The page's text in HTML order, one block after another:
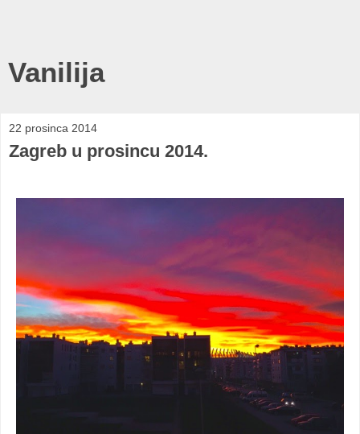
Vanilija
22 prosinca 2014
Zagreb u prosincu 2014.